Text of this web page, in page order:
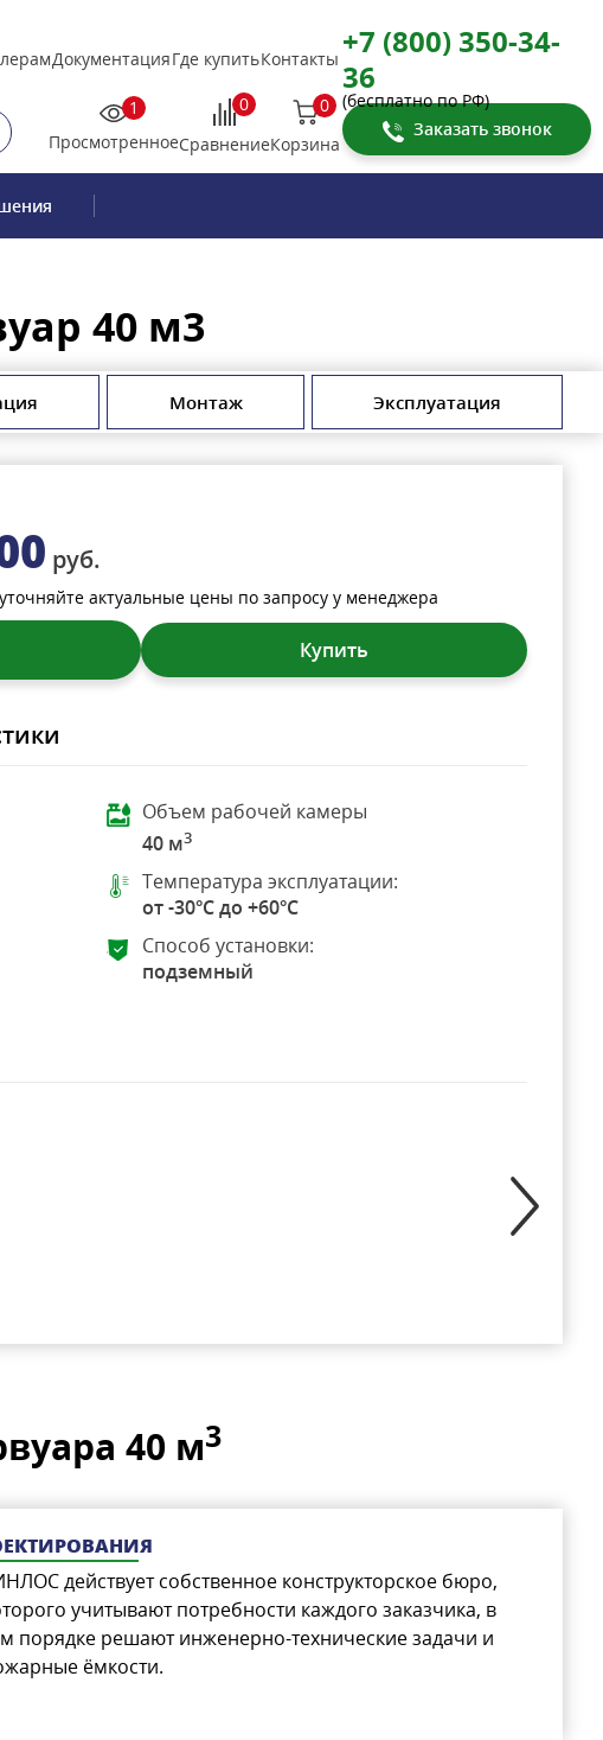
ДокументацияГде купитьКонтакты +7 (800) 350-34-
36
(бесплатно по РФ)
1
Просмотренное
0
Сравнение
0
Корзина
Заказать звонок
40 м3
Монтаж Эксплуатация
руб.
актуальные цены по запросу у менеджера
Купить
Объем рабочей камеры
40 м3
Температура эксплуатации:
от -30°C до +60°C
Способ установки:
подземный
40 м3
действует собственное конструкторское бюро,
учитывают потребности каждого заказчика, в
порядке решают инженерно-технические задачи и
ёмкости.